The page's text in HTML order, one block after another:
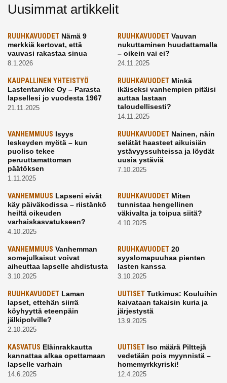
Uusimmat artikkelit
RUUHKAVUODET Nämä 9
merkkiä kertovat, että
vauvasi rakastaa sinua
8.1.2026
RUUHKAVUODETVauvan
nukuttaminen huudattamalla
– oikein vai ei?
24.11.2025
KAUPALLINEN YHTEISTYÖ
Lastentarvike Oy – Parasta
lapsellesi jo vuodesta 1967
21.11.2025
RUUHKAVUODETMinkä
ikäiseksi vanhempien pitäisi
auttaa lastaan
taloudellisesti?
14.11.2025
VANHEMMUUS Isyys
leskeyden myötä – kun
puoliso tekee
peruuttamattoman
päätöksen
1.11.2025
RUUHKAVUODETNainen, näin
selätät haasteet aikuisiän
ystävyyssuhteissa ja löydät
uusia ystäviä
7.10.2025
VANHEMMUUS Lapseni eivät
käy päiväkodissa – riistänkö
heiltä oikeuden
varhaiskasvatukseen?
4.10.2025
RUUHKAVUODETMiten
tunnistaa hengellinen
väkivalta ja toipua siitä?
4.10.2025
VANHEMMUUS Vanhemman
somejulkaisut voivat
aiheuttaa lapselle ahdistusta
3.10.2025
RUUHKAVUODET20
syyslomapuuhaa pienten
lasten kanssa
3.10.2025
RUUHKAVUODET Laman
lapset, ettehän siirrä
köyhyyttä eteenpäin
jälkipolville?
2.10.2025
UUTISETTutkimus: Kouluihin
kaivataan takaisin kuria ja
järjestystä
13.9.2025
KASVATUS Eläinrakkautta
kannattaa alkaa opettamaan
lapselle varhain
14.6.2025
UUTISETIso määrä Pilttejä
vedetään pois myynnistä –
homemyrkkyriski!
12.4.2025